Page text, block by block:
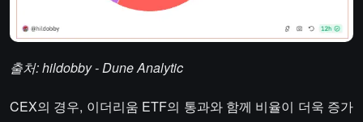
출처: hildobby - Dune Analytic
CEX의 경우, 이더리움 ETF의 통과와 함께 비율이 더욱 증가